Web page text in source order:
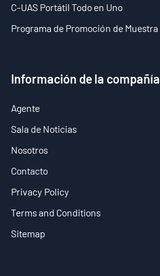
C-UAS Portátil Todo en Uno
Programa de Promoción de Muestra
Información de la compañía
Agente
Sala de Noticias
Nosotros
Contacto
Privacy Policy
Terms and Conditions
Sitemap